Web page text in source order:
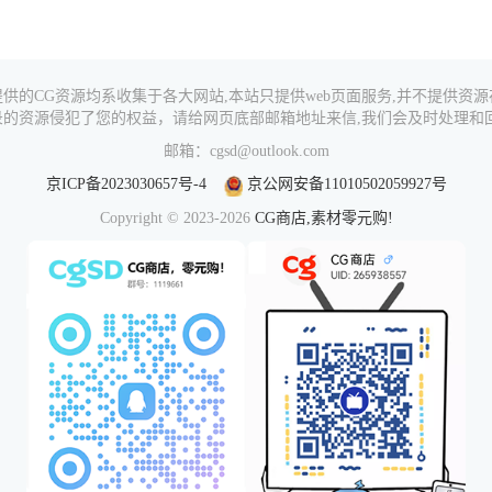
的CG资源均系收集于各大网站,本站只提供web页面服务,并不提供资源
资源侵犯了您的权益，请给网页底部邮箱地址来信,我们会及时处理和
邮箱：cgsd@outlook.com
京ICP备2023030657号-4
京公网安备11010502059927号
Copyright © 2023-2026 CG商店,素材零元购!